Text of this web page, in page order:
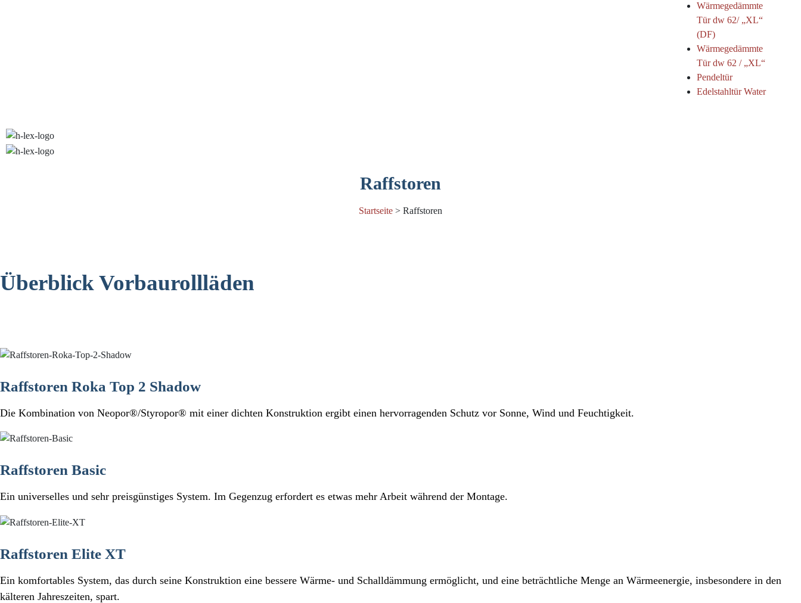
Wärmegedämmte
Tür dw 62/ „XL“
(DF)
Wärmegedämmte
Tür dw 62 / „XL“
Pendeltür
Edelstahltür Water
Raffstoren
Startseite > Raffstoren
Überblick Vorbaurollläden
Raffstoren Roka Top 2 Shadow
Die Kombination von Neopor®/Styropor® mit einer dichten Konstruktion ergibt einen hervorragenden Schutz vor Sonne, Wind und Feuchtigkeit.
Raffstoren Basic
Ein universelles und sehr preisgünstiges System. Im Gegenzug erfordert es etwas mehr Arbeit während der Montage.
Raffstoren Elite XT
Ein komfortables System, das durch seine Konstruktion eine bessere Wärme- und Schalldämmung ermöglicht, und eine beträchtliche Menge an Wärmeenergie, insbesondere in den
kälteren Jahreszeiten, spart.